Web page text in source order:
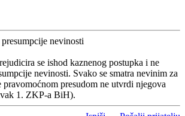
nevinosti
se ishod kaznenog postupka i ne
nevinosti. Svako se smatra nevinim za
pravomoćnom presudom ne utvrdi njegova
1. ZKP-a BiH).